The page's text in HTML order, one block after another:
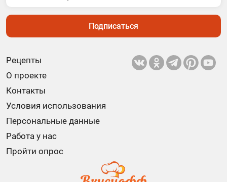
Рецепты
О проекте
Контакты
Условия использования
Персональные данные
Работа у нас
Пройти опрос
Подписаться